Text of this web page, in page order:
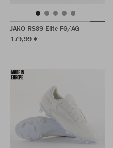
JAKO RS89 Elite FG/AG
179,99 €